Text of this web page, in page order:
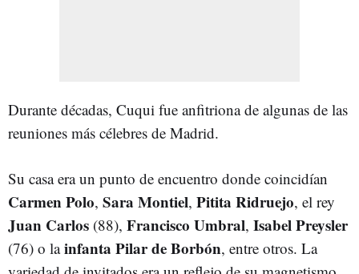
Durante décadas, Cuqui fue anfitriona de algunas de las
reuniones más célebres de Madrid.
Su casa era un punto de encuentro donde coincidían
Carmen Polo, Sara Montiel, Pitita Ridruejo, el rey
Juan Carlos (88), Francisco Umbral, Isabel Preysler
(76) o lainfanta Pilar de Borbón, entre otros. La